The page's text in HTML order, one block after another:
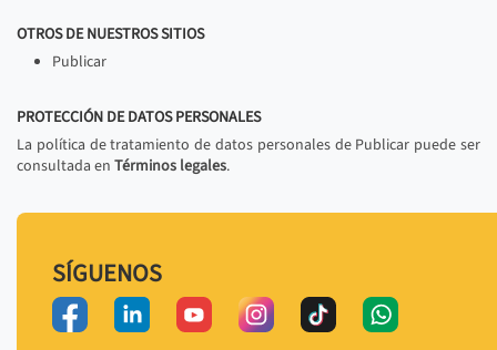
OTROS DE NUESTROS SITIOS
Publicar
PROTECCIÓN DE DATOS PERSONALES
La política de tratamiento de datos personales de Publicar puede ser
consultada en Términos legales.
SÍGUENOS